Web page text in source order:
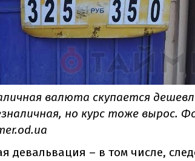
валюта скупается
но курс тоже вырос.
девальвация – в том числе,